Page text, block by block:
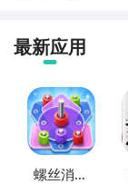
最新应用
螺丝消消